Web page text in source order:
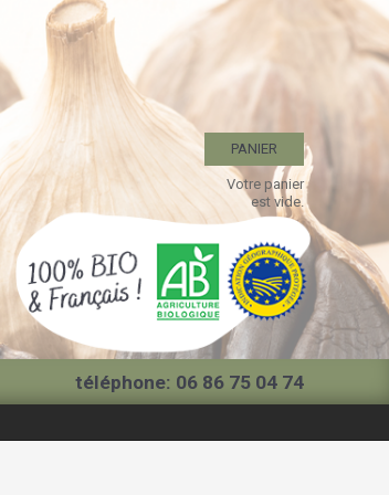
PANIER
Votre panier
est vide.
téléphone: 06 86 75 04 74